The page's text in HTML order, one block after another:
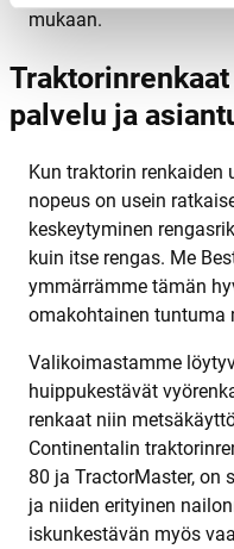
mukaan.
palvelu ja
Kun traktorin renkaiden
nopeus on usein
keskeytyminen
kuin itse rengas. Me
ymmärrämme tämän
omakohtainen tuntuma
Valikoimastamme
huippukestävät
renkaat niin
Continentalin
80 ja TractorMaster, on
ja niiden erityinen
iskunkestävän myös